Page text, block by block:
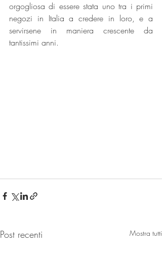
orgogliosa di essere stata uno tra i primi
negozi in Italia a credere in loro, e a
servirsene in maniera crescente da
tantissimi anni.
Post recenti Mostra tutti